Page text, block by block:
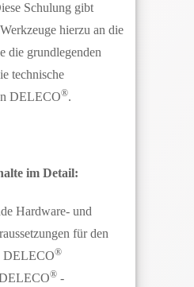
Schulung gibt
hierzu an die
die grundlegenden
technische
DELECO®.
im Detail:
Hardware- und
für den
DELECO®
® -